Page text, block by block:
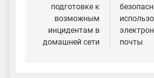
подготовке к
возможным
инцидентам в
домашней сети
почты